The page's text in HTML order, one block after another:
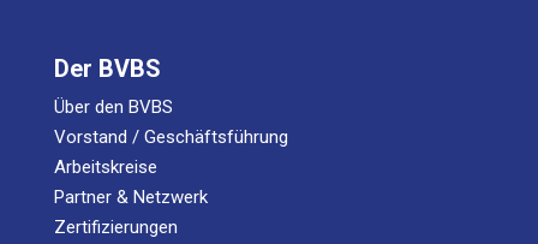
Der BVBS
Über den BVBS
Vorstand / Geschäftsführung
Arbeitskreise
Partner & Netzwerk
Zertifizierungen